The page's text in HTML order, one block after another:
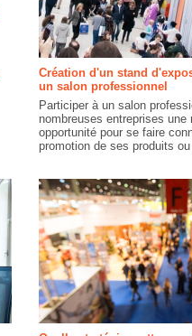
Création d'un stand
un salon professionnel
Participer à un salon
nombreuses entreprises une
opportunité pour se faire
promotion de ses produits